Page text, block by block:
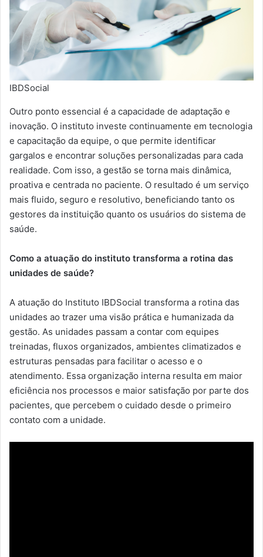
IBDSocial
Outro ponto essencial é a capacidade de adaptação e
inovação. O instituto investe continuamente em tecnologia
e capacitação da equipe, o que permite identificar
gargalos e encontrar soluções personalizadas para cada
realidade. Com isso, a gestão se torna mais dinâmica,
proativa e centrada no paciente. O resultado é um serviço
mais fluido, seguro e resolutivo, beneficiando tanto os
gestores da instituição quanto os usuários do sistema de
saúde.
Como a atuação do instituto transforma a rotina das
unidades de saúde?
A atuação do Instituto IBDSocial transforma a rotina das
unidades ao trazer uma visão prática e humanizada da
gestão. As unidades passam a contar com equipes
treinadas, fluxos organizados, ambientes climatizados e
estruturas pensadas para facilitar o acesso e o
atendimento. Essa organização interna resulta em maior
eficiência nos processos e maior satisfação por parte dos
pacientes, que percebem o cuidado desde o primeiro
contato com a unidade.